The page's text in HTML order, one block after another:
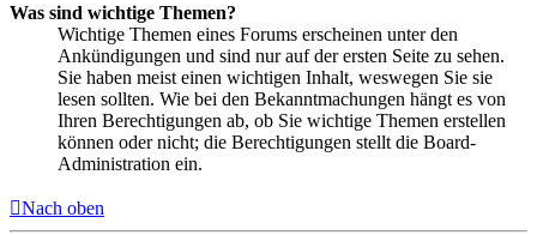
Was sind wichtige Themen?
Wichtige Themen eines Forums erscheinen unter den
Ankündigungen und sind nur auf der ersten Seite zu sehen.
Sie haben meist einen wichtigen Inhalt, weswegen Sie sie
lesen sollten. Wie bei den Bekanntmachungen hängt es von
Ihren Berechtigungen ab, ob Sie wichtige Themen erstellen
können oder nicht; die Berechtigungen stellt die Board-
Administration ein.
Nach oben